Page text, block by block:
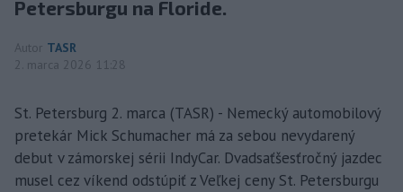
Petersburgu na Floride.
Autor TASR
2. marca 2026 11:28
St. Petersburg 2. marca (TASR) - Nemecký automobilový
pretekár Mick Schumacher má za sebou nevydarený
debut v zámorskej sérii IndyCar. Dvadsaťšesťročný jazdec
musel cez víkend odstúpiť z Veľkej ceny St. Petersburgu